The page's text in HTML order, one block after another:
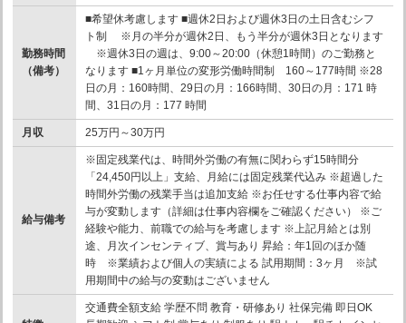
勤務時間
（備考）
■希望休考慮します ■週休2日および週休3日の土日含むシフ
ト制 ※月の半分が週休2日、もう半分が週休3日となります
※週休3日の週は、9:00～20:00（休憩1時間）のご勤務と
なります ■1ヶ月単位の変形労働時間制 160～177時間 ※28
日の月：160時間、29日の月：166時間、30日の月：171 時
間、31日の月：177 時間
月収 25万円～30万円
給与備考
※固定残業代は、時間外労働の有無に関わらず15時間分
「24,450円以上」支給、月給には固定残業代込み ※超過した
時間外労働の残業手当は追加支給 ※お任せする仕事内容で給
与が変動します（詳細は仕事内容欄をご確認ください） ※ご
経験や能力、前職での給与を考慮します ※上記月給とは別
途、月次インセンティブ、賞与あり 昇給：年1回のほか随
時 ※業績および個人の実績による 試用期間：3ヶ月 ※試
用期間中の給与の変動はございません
交通費全額支給 学歴不問 教育・研修あり 社保完備 即日OK